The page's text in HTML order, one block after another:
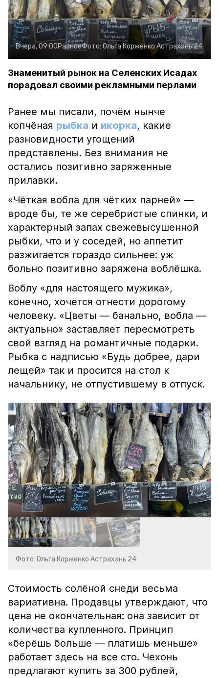
Вчера, 09:00РазноеФото: Ольга КорженкоАстрахань 24
Знаменитый рынок на Селенских Исадах
порадовал своими рекламными перлами
Ранее мы писали, почём нынче
копчёная рыбка и икорка, какие
разновидности угощений
представлены. Без внимания не
остались позитивно заряженные
прилавки.
«Чёткая вобла для чётких парней» —
вроде бы, те же серебристые спинки, и
характерный запах свежевысушенной
рыбки, что и у соседей, но аппетит
разжигается гораздо сильнее: уж
больно позитивно заряжена воблёшка.
Воблу «для настоящего мужика»,
конечно, хочется отнести дорогому
человеку. «Цветы — банально, вобла —
актуально» заставляет пересмотреть
свой взгляд на романтичные подарки.
Рыбка с надписью «Будь добрее, дари
лещей» так и просится на стол к
начальнику, не отпустившему в отпуск.
Фото: Ольга Корженко Астрахань 24
Стоимость солёной снеди весьма
вариативна. Продавцы утверждают, что
цена не окончательная: она зависит от
количества купленного. Принцип
«берёшь больше — платишь меньше»
работает здесь на все сто. Чехонь
предлагают купить за 300 рублей,